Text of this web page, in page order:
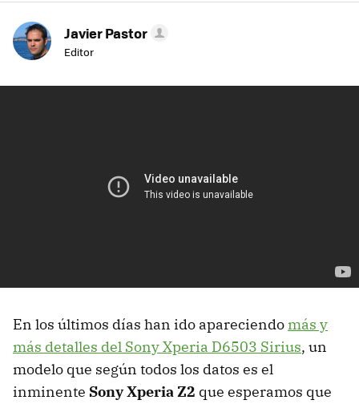
Javier Pastor
Editor
En los últimos días han ido apareciendo más y
más detalles del Sony Xperia D6503 Sirius, un
modelo que según todos los datos es el
inminente Sony Xperia Z2 que esperamos que